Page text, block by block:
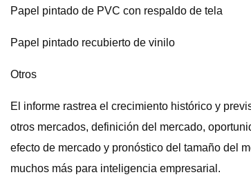
Papel pintado de PVC con respaldo de tela
Papel pintado recubierto de vinilo
Otros
El informe rastrea el crecimiento histórico y
otros mercados, definición del mercado,
efecto de mercado y pronóstico del tamaño del
muchos más para inteligencia empresarial.